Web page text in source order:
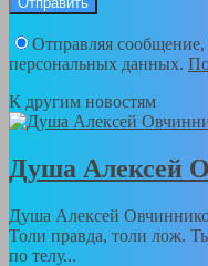
Отправляя
персональных данных.
К другим новостям
Душа Алексей
Душа Алексей
Толи правда, толи лож.
по телу...